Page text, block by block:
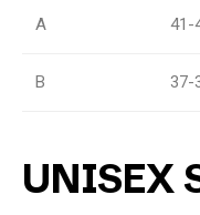
A 41-
B 37-
UNISEX